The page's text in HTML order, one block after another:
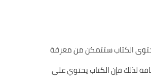
الكتاب ستتمكن من معرفة
لذلك فإن الكتاب يحتوي على